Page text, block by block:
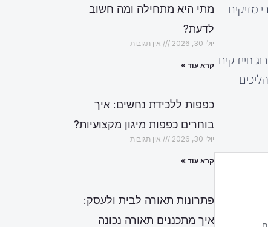
מזיקים
חיידקים
מתי היא מתחילה ומה חשוב
לדעת?
יולי 30, 2026 אין תגובות
קרא עוד »
כפפות ללכידת נחשים: איך
בוחרים כפפות מיגון מקצועיות?
יולי 30, 2026 אין תגובות
קרא עוד »
פתרונות תאורה לבית ולעסק:
איך מתכננים תאורה נכונה